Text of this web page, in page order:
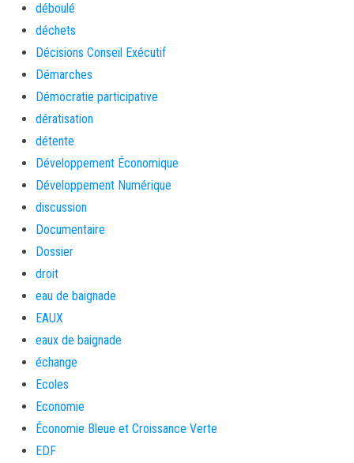
déboulé
déchets
Décisions Conseil Exécutif
Démarches
Démocratie participative
dératisation
détente
Développement Économique
Développement Numérique
discussion
Documentaire
Dossier
droit
eau de baignade
EAUX
eaux de baignade
échange
Ecoles
Economie
Économie Bleue et Croissance Verte
EDF